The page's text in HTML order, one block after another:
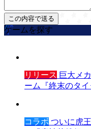
ゲームを探す
リリース 巨大メ
ーム『終末のタ
コラボ ついに虎